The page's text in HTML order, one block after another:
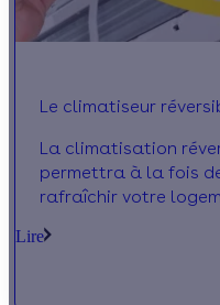
Le climatiseur
La climatisation
permettra à la fois
rafraîchir votre
Lire